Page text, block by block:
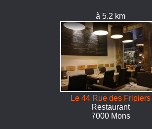
à 5.2 km
Le 44 Rue des Fripiers
Restaurant
7000 Mons